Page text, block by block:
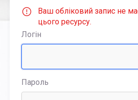
Ваш обліковий запис не
цього ресурсу.
Логін
Пароль